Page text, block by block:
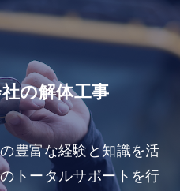
の解体工事
豊富な経験と知識を活
トータルサポートを行